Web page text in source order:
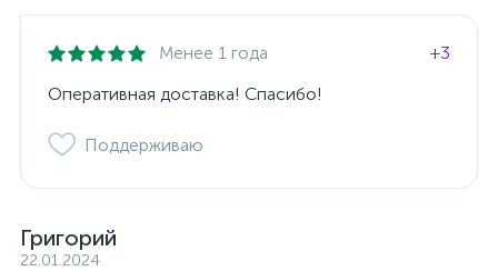
Менее 1 года
+3
Оперативная доставка! Спасибо!
Поддерживаю
Григорий
22.01.2024